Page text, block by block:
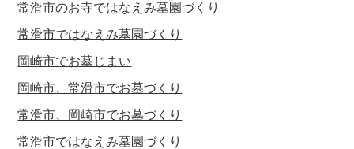
常滑市のお寺ではなえみ墓園づくり
常滑市ではなえみ墓園づくり
岡崎市でお墓じまい
岡崎市、常滑市でお墓づくり
常滑市、岡崎市でお墓づくり
常滑市ではなえみ墓園づくり